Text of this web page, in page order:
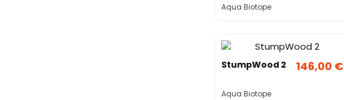
Aqua Biotope
StumpWood 2
Aqua Biotope
146,00 €